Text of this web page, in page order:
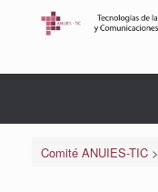
Comité ANUIES-TIC>